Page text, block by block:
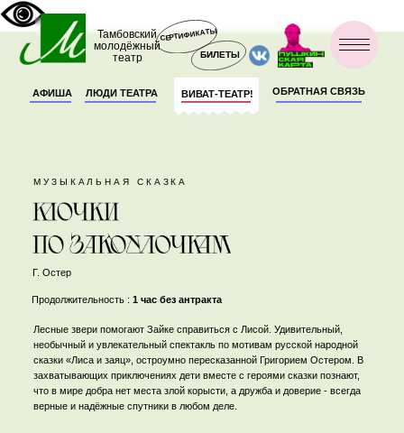
БИЛЕТЫ
СЕРТИФИКАТЫ
ЛЮДИ ТЕАТРА ОБРАТНАЯ СВЯЗЬ
Тамбовский
молодёжный
театр
АФИША ВИВАТ-ТЕАТР!
МУЗЫКАЛЬНАЯ СКАЗКА
Продолжительность : 1 час без антракта
Лесные звери помогают Зайке справиться с Лисой. Удивительный,
необычный и увлекательный спектакль по мотивам русской народной
сказки «Лиса и заяц», остроумно пересказанной Григорием Остером. В
захватывающих приключениях дети вместе с героями сказки познают,
что в мире добра нет места злой корысти, а дружба и доверие - всегда
верные и надёжные спутники в любом деле.
Г. Остер